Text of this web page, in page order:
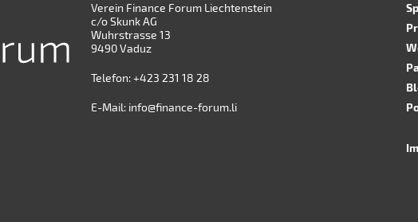
Adresse(erforderlich)
Verein Finance Forum Liechtenstein
c/o Skunk AG
Wuhrstrasse 13
9490 Vaduz
Telefon:+423 231 18 28
E-Mail: info@finance-forum.li